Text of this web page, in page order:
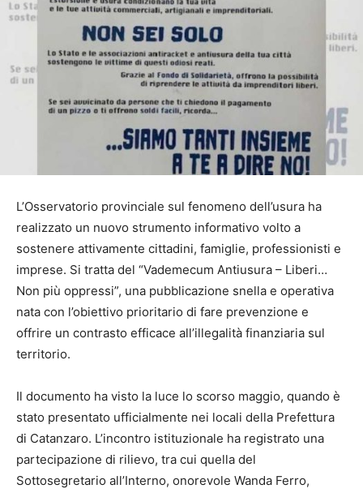
L’Osservatorio provinciale sul fenomeno dell’usura ha
realizzato un nuovo strumento informativo volto a
sostenere attivamente cittadini, famiglie, professionisti e
imprese. Si tratta del “Vademecum Antiusura – Liberi…
Non più oppressi”, una pubblicazione snella e operativa
nata con l’obiettivo prioritario di fare prevenzione e
offrire un contrasto efficace all’illegalità finanziaria sul
territorio.
Il documento ha visto la luce lo scorso maggio, quando è
stato presentato ufficialmente nei locali della Prefettura
di Catanzaro. L’incontro istituzionale ha registrato una
partecipazione di rilievo, tra cui quella del
Sottosegretario all’Interno, onorevole Wanda Ferro,